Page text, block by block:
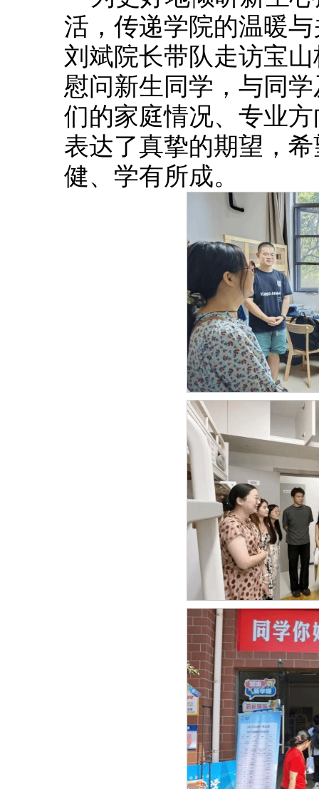
活，传递学院的温暖
刘斌院长带队走访宝
慰问新生同学，与同
们的家庭情况、专业
表达了真挚的期望，
健、学有所成。